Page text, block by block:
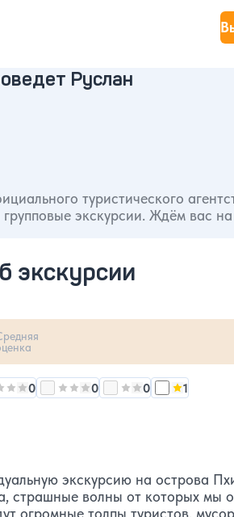
Руслан
туристического
экскурсии. Ждём вас
экскурсии
звезд: 5
количество звезд:4
0 Оценка, количество звезд:
0 Оценка,
0 Оценка,
1
звезд:
экскурсию на острова
страшные волны от которых мы